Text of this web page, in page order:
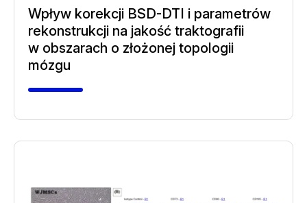
Wpływ korekcji BSD-DTI i parametrów
rekonstrukcji na jakość traktografii
w obszarach o złożonej topologii
mózgu